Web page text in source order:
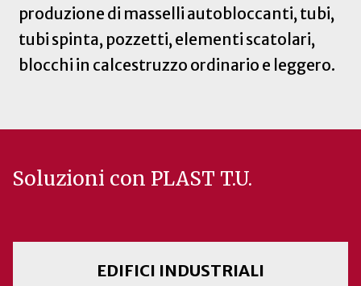
produzione di masselli autobloccanti, tubi,
tubi spinta, pozzetti, elementi scatolari,
blocchi in calcestruzzo ordinario e leggero.
Soluzioni con PLAST T.U.
EDIFICI INDUSTRIALI